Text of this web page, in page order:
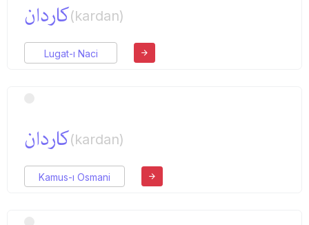
كاردان(kardan)
Lugat-ı Naci
كاردان(kardan)
Kamus-ı Osmani